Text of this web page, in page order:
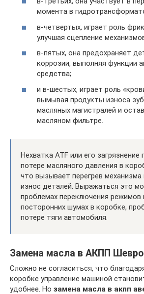
момента в
в-четвертых, играет роль
улучшая сцепление
в-пятых, она предохраняет
коррозии, выполняя функции
средства;
и в-шестых, играет роль
вымывая продукты износа
масляных магистралей и
масляном фильтре.
Нехватка ATF или его загрязнение
потере масляного давления в
что вызывает перегрев механизма
износ деталей. Выражаться это
проблемах переключения режимов
посторонних шумах в коробке,
потере тяги автомобиля.
Замена масла в АКПП
Сложно не согласиться, что
коробке управление машиной
удобнее. Но замена масла в акпп